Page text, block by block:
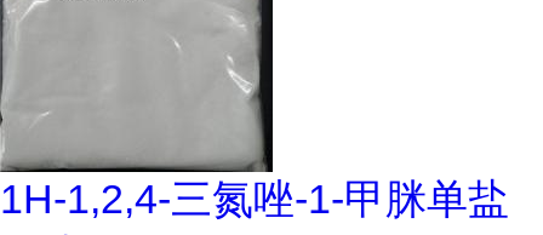
1H-1,2,4-三氮唑-1-甲脒单盐